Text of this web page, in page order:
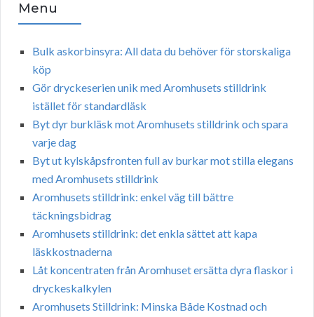
Menu
Bulk askorbinsyra: All data du behöver för storskaliga
köp
Gör dryckeserien unik med Aromhusets stilldrink
istället för standardläsk
Byt dyr burkläsk mot Aromhusets stilldrink och spara
varje dag
Byt ut kylskåpsfronten full av burkar mot stilla elegans
med Aromhusets stilldrink
Aromhusets stilldrink: enkel väg till bättre
täckningsbidrag
Aromhusets stilldrink: det enkla sättet att kapa
läskkostnaderna
Låt koncentraten från Aromhuset ersätta dyra flaskor i
dryckeskalkylen
Aromhusets Stilldrink: Minska Både Kostnad och